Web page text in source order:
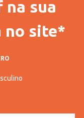
na sua
no site*